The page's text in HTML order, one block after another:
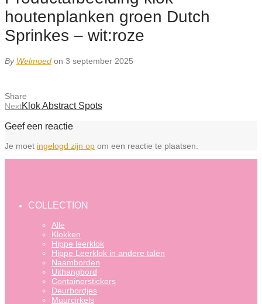
houtenplanken groen Dutch
Sprinkes – wit:roze
By Welmoed on 3 september 2025
Share
NextKlok Abstract Spots
Geef een reactie
Je moet ingelogd zijn op om een reactie te plaatsen.
COLLECTION
Alle
Klokken
Hippe leerklok
Hippe Leerklok in andere talen
Naamborden
Uithangbord
Containerstickers
Deurbordjes
Muurcirkels